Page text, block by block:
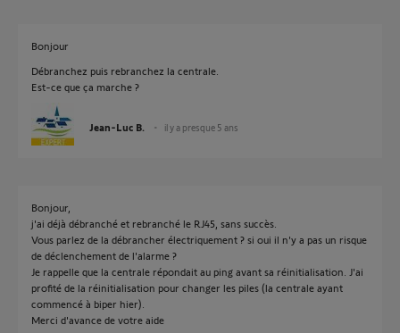
Bonjour
Débranchez puis rebranchez la centrale.
Est-ce que ça marche ?
Jean-Luc B. il y a presque 5 ans
Bonjour,
j'ai déjà débranché et rebranché le RJ45, sans succès.
Vous parlez de la débrancher électriquement ? si oui il n'y a pas un risque
de déclenchement de l'alarme ?
Je rappelle que la centrale répondait au ping avant sa réinitialisation. J'ai
profité de la réinitialisation pour changer les piles (la centrale ayant
commencé à biper hier).
Merci d'avance de votre aide